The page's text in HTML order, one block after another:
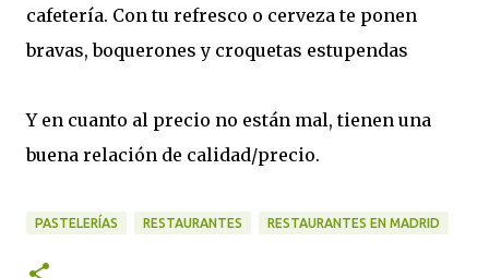
cafetería. Con tu refresco o cerveza te ponen
bravas, boquerones y croquetas estupendas
Y en cuanto al precio no están mal, tienen una
buena relación de calidad/precio.
PASTELERÍAS RESTAURANTES RESTAURANTES EN MADRID